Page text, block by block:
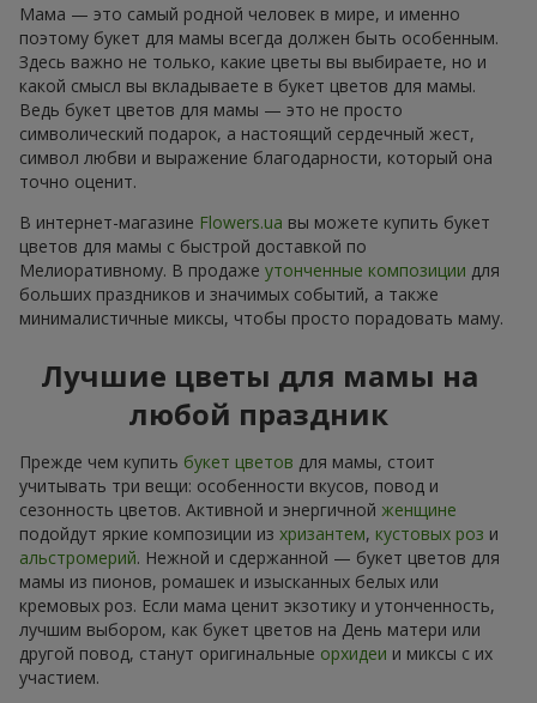
Мама — это самый родной человек в мире, и именно
поэтому букет для мамы всегда должен быть особенным.
Здесь важно не только, какие цветы вы выбираете, но и
какой смысл вы вкладываете в букет цветов для мамы.
Ведь букет цветов для мамы — это не просто
символический подарок, а настоящий сердечный жест,
символ любви и выражение благодарности, который она
точно оценит.
В интернет-магазине Flowers.ua вы можете купить букет
цветов для мамы с быстрой доставкой по
Мелиоративному. В продаже утонченные композиции для
больших праздников и значимых событий, а также
минималистичные миксы, чтобы просто порадовать маму.
Лучшие цветы для мамы на
любой праздник
Прежде чем купить букет цветов для мамы, стоит
учитывать три вещи: особенности вкусов, повод и
сезонность цветов. Активной и энергичной женщине
подойдут яркие композиции из хризантем, кустовых роз и
альстромерий. Нежной и сдержанной — букет цветов для
мамы из пионов, ромашек и изысканных белых или
кремовых роз. Если мама ценит экзотику и утонченность,
лучшим выбором, как букет цветов на День матери или
другой повод, станут оригинальные орхидеи и миксы с их
участием.